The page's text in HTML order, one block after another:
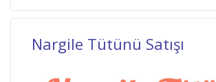
Nargile Tütünü Satışı